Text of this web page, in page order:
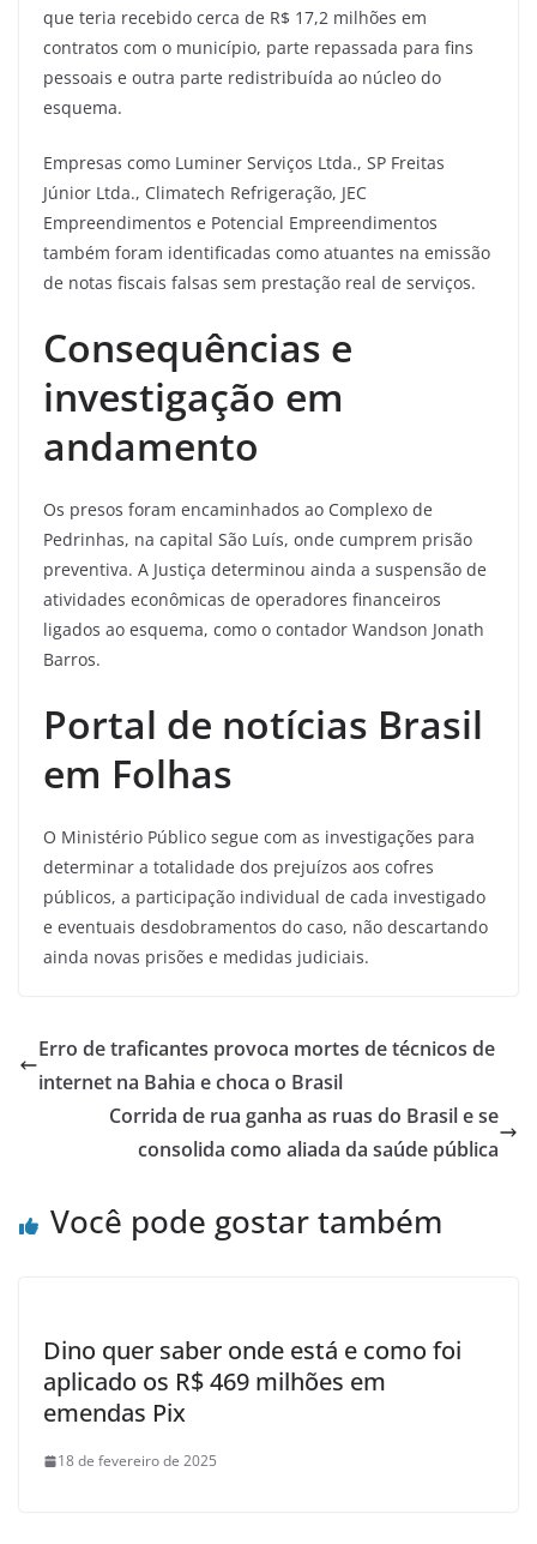
que teria recebido cerca de R$ 17,2 milhões em
contratos com o município, parte repassada para fins
pessoais e outra parte redistribuída ao núcleo do
esquema.
Empresas como Luminer Serviços Ltda., SP Freitas
Júnior Ltda., Climatech Refrigeração, JEC
Empreendimentos e Potencial Empreendimentos
também foram identificadas como atuantes na emissão
de notas fiscais falsas sem prestação real de serviços.
Consequências e
investigação em
andamento
Os presos foram encaminhados ao Complexo de
Pedrinhas, na capital São Luís, onde cumprem prisão
preventiva. A Justiça determinou ainda a suspensão de
atividades econômicas de operadores financeiros
ligados ao esquema, como o contador Wandson Jonath
Barros.
Portal de notícias Brasil
em Folhas
O Ministério Público segue com as investigações para
determinar a totalidade dos prejuízos aos cofres
públicos, a participação individual de cada investigado
e eventuais desdobramentos do caso, não descartando
ainda novas prisões e medidas judiciais.
Erro de traficantes provoca mortes de técnicos de
internet na Bahia e choca o Brasil
Corrida de rua ganha as ruas do Brasil e se
consolida como aliada da saúde pública
Você pode gostar também
Dino quer saber onde está e como foi
aplicado os R$ 469 milhões em
emendas Pix
18 de fevereiro de 2025